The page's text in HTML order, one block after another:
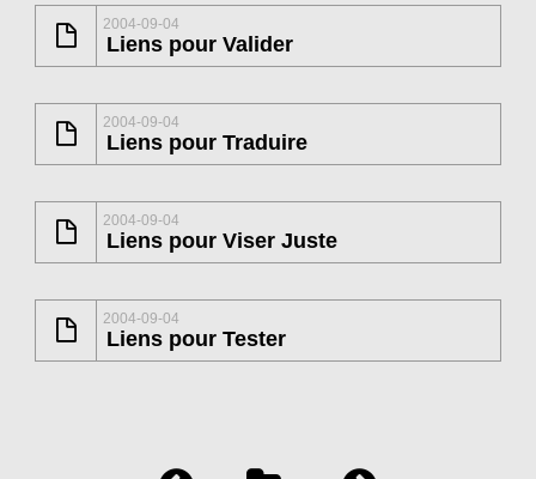
2004-09-04
Liens pour Valider
2004-09-04
Liens pour Traduire
2004-09-04
Liens pour Viser Juste
2004-09-04
Liens pour Tester